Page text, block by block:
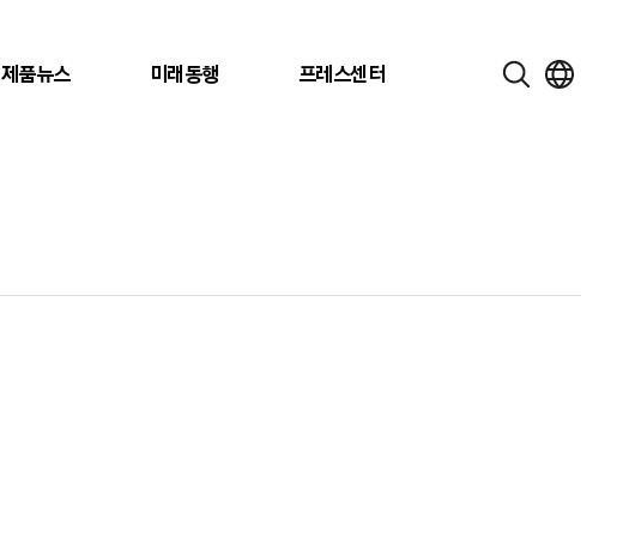
제품뉴스 미래동행 프레스센터